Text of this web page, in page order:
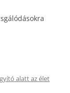
alatt az élet